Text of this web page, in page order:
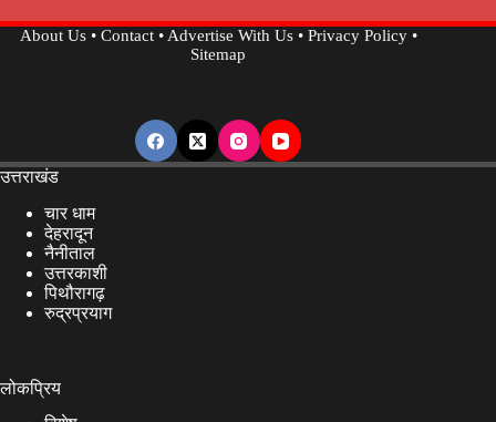
About Us• Contact•Advertise With Us• Privacy Policy•
Sitemap
उत्तराखंड
चार धाम
देहरादून
नैनीताल
उत्तरकाशी
पिथौरागढ़
रुद्रप्रयाग
लोकप्रिय